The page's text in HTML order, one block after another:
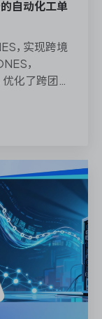
自动化工单
，实现跨境
，
化了跨团队
维提供参